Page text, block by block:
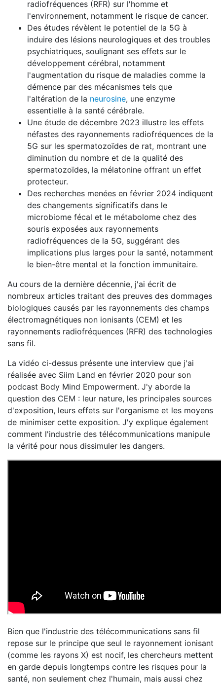
radiofréquences (RFR) sur l'homme et
l'environnement, notamment le risque de cancer.
Des études révèlent le potentiel de la 5G à
induire des lésions neurologiques et des troubles
psychiatriques, soulignant ses effets sur le
développement cérébral, notamment
l'augmentation du risque de maladies comme la
démence par des mécanismes tels que
l'altération de la neurosine, une enzyme
essentielle à la santé cérébrale.
Une étude de décembre 2023 illustre les effets
néfastes des rayonnements radiofréquences de la
5G sur les spermatozoïdes de rat, montrant une
diminution du nombre et de la qualité des
spermatozoïdes, la mélatonine offrant un effet
protecteur.
Des recherches menées en février 2024 indiquent
des changements significatifs dans le
microbiome fécal et le métabolome chez des
souris exposées aux rayonnements
radiofréquences de la 5G, suggérant des
implications plus larges pour la santé, notamment
le bien-être mental et la fonction immunitaire.
Au cours de la dernière décennie, j'ai écrit de
nombreux articles traitant des preuves des dommages
biologiques causés par les rayonnements des champs
électromagnétiques non ionisants (CEM) et les
rayonnements radiofréquences (RFR) des technologies
sans fil.
La vidéo ci-dessus présente une interview que j'ai
réalisée avec Siim Land en février 2020 pour son
podcast Body Mind Empowerment. J'y aborde la
question des CEM : leur nature, les principales sources
d'exposition, leurs effets sur l'organisme et les moyens
de minimiser cette exposition. J'y explique également
comment l'industrie des télécommunications manipule
la vérité pour nous dissimuler les dangers.
Bien que l'industrie des télécommunications sans fil
repose sur le principe que seul le rayonnement ionisant
(comme les rayons X) est nocif, les chercheurs mettent
en garde depuis longtemps contre les risques pour la
santé, non seulement chez l'humain, mais aussi chez